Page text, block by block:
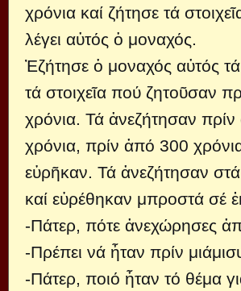
χρόνια καί ζήτησε τά
λέγει αὐτός ὁ μοναχός.
Ἐζήτησε ὁ μοναχός αὐτός τά
τά στοιχεῖα πού ζητοῦσαν
χρόνια. Τά ἀνεζήτησαν
χρόνια, πρίν ἀπό 300
εὑρῆκαν. Τά ἀνεζήτησαν
καί εὑρέθηκαν μπροστά σέ
-Πάτερ, πότε ἀνεχώρησες
-Πρέπει νά ἦταν πρίν
-Πάτερ, ποιό ἦταν τό θέμα